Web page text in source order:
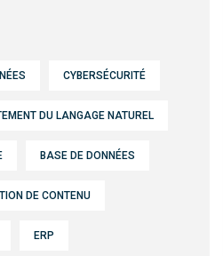
CYBERSÉCURITÉ
DU LANGAGE NATUREL
BASE DE DONNÉES
DE CONTENU
ERP